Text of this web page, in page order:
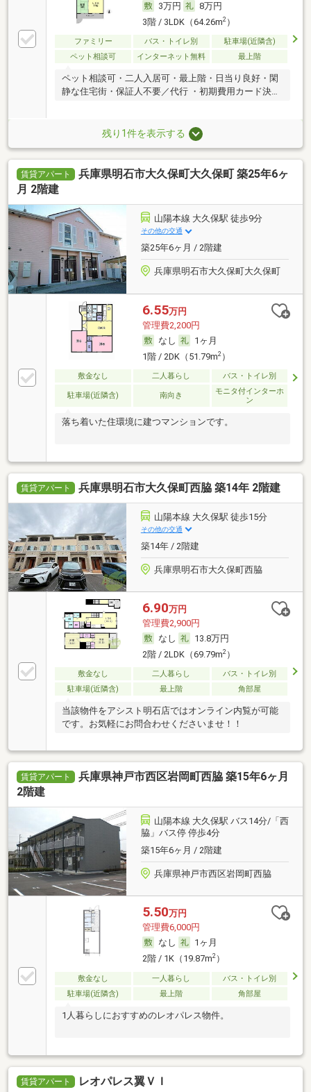
3万円
8万円
3階 / 3LDK（64.26m2）
ファミリー バス・トイレ別
駐車場(近隣含)
ペット相談可
インターネット無料 最上階
ペット相談可・二人入居可・最上階・日当り良好・閑
静な住宅街・保証人不要／代行 ・初期費用カード決済
残り1件を表示する
賃貸アパート
兵庫県明石市大久保町大久保町 築25年6ヶ
月 2階建
山陽本線 大久保駅 徒歩9分
その他の交通
築25年6ヶ月 / 2階建
兵庫県明石市大久保町大久保町
6.55万円
管理費2,200円
なし
1ヶ月
1階 / 2DK（51.79m2）
敷金なし 二人暮らし バス・トイレ別
駐車場(近隣含) 南向き
モニタ付インターホ
ン
落ち着いた住環境に建つマンションです。
賃貸アパート 兵庫県明石市大久保町西脇 築14年 2階建
山陽本線 大久保駅 徒歩15分
その他の交通
築14年 / 2階建
兵庫県明石市大久保町西脇
6.90万円
管理費2,900円
なし
13.8万円
2階 / 2LDK（69.79m2）
敷金なし 二人暮らし
バス・トイレ別
駐車場(近隣含)
最上階 角部屋
当該物件をアシスト明石店ではオンライン内覧が可能
です。お気軽にお問合わせくださいませ！！
賃貸アパート
兵庫県神戸市西区岩岡町西脇 築15年6ヶ月
2階建
山陽本線 大久保駅 バス14分/「西
脇」バス停 停歩4分
築15年6ヶ月 / 2階建
兵庫県神戸市西区岩岡町西脇
5.50万円
管理費6,000円
なし
1ヶ月
2階 / 1K（19.87m2）
敷金なし 一人暮らし
バス・トイレ別
駐車場(近隣含)
最上階 角部屋
1人暮らしにおすすめのレオパレス物件。
賃貸アパート レオパレス翼ＶＩ